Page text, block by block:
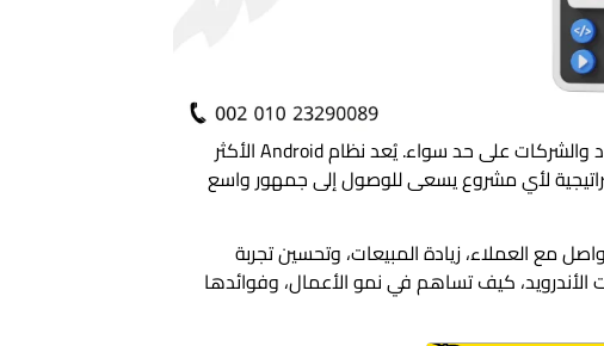
أصبحت تطبيقات الهواتف الذكية جزءًا أساسيًا من حياة الأفراد والشركات على حد سواء. يُعد نظام Android الأكثر
لأي مشروع يسعى للوصول إلى جمهور واسع
مع العملاء، زيادة المبيعات، وتحسين تجربة
كيف تساهم في نمو الأعمال، وفوائدها